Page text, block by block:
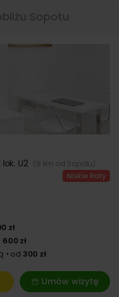
U2 (9 km od Sopotu)
zł
600 zł
od 300 zł
Umów wizytę